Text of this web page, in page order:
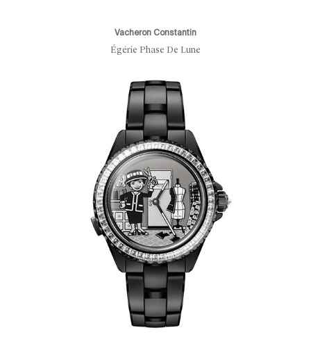
Vacheron Constantin
Égérie Phase De Lune